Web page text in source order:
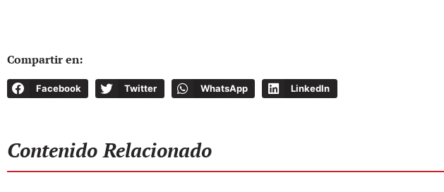
Compartir en:
Facebook Twitter WhatsApp LinkedIn
Contenido Relacionado